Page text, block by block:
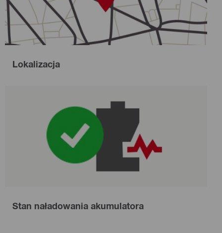
Lokalizacja
Stan naładowania akumulatora